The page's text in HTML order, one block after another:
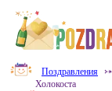
Поздравления ⤐
Холокоста